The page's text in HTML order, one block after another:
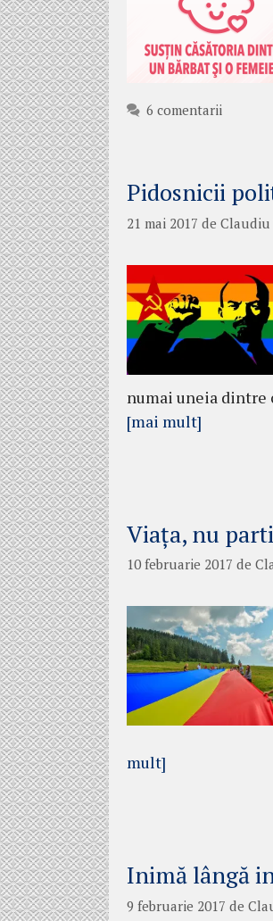
6 comentarii
Pidosnicii
21 mai 2017 de Claudiu
numai uneia dintre
[mai mult]
Viața, nu
10 februarie 2017 de
mult]
Inimă lângă
9 februarie 2017 de